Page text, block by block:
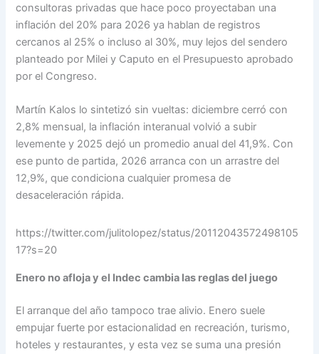
consultoras privadas que hace poco proyectaban una
inflación del 20% para 2026 ya hablan de registros
cercanos al 25% o incluso al 30%, muy lejos del sendero
planteado por Milei y Caputo en el Presupuesto aprobado
por el Congreso.
Martín Kalos lo sintetizó sin vueltas: diciembre cerró con
2,8% mensual, la inflación interanual volvió a subir
levemente y 2025 dejó un promedio anual del 41,9%. Con
ese punto de partida, 2026 arranca con un arrastre del
12,9%, que condiciona cualquier promesa de
desaceleración rápida.
https://twitter.com/julitolopez/status/20112043572498105
17?s=20
Enero no afloja y el Indec cambia las reglas del juego
El arranque del año tampoco trae alivio. Enero suele
empujar fuerte por estacionalidad en recreación, turismo,
hoteles y restaurantes, y esta vez se suma una presión